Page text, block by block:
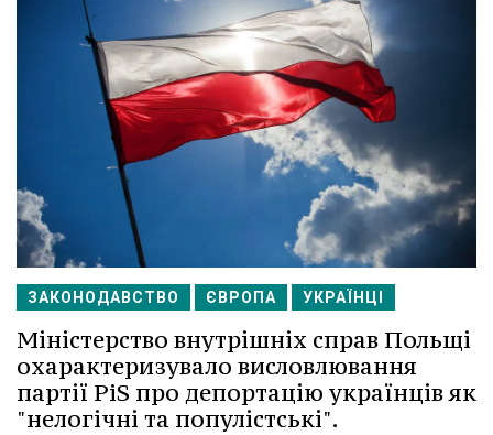
ЗАКОНОДАВСТВО ЄВРОПА УКРАЇНЦІ
Міністерство внутрішніх справ Польщі
охарактеризувало висловлювання
партії PiS про депортацію українців як
"нелогічні та популістські".